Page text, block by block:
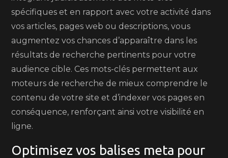
spécifiques et en rapport avec votre activité dans
vos articles, pages web ou descriptions, vous
augmentez vos chances d’apparaître dans les
résultats de recherche pertinents pour votre
audience cible. Ces mots-clés permettent aux
moteurs de recherche de mieux comprendre le
contenu de votre site et d’indexer vos pages en
conséquence, renforçant ainsi votre visibilité en
ligne.
Optimisez vos balises meta pour